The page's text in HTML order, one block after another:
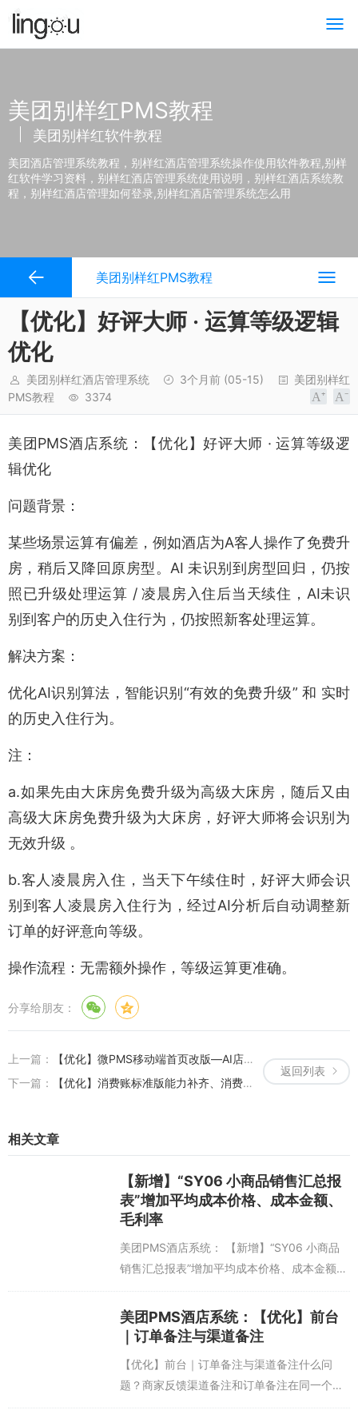
美团别样红PMS教程
美团别样红软件教程
美团酒店管理系统教程，别样红酒店管理系统操作使用软件教程,别样
红软件学习资料，别样红酒店管理系统使用说明，别样红酒店系统教
程，别样红酒店管理如何登录,别样红酒店管理系统怎么用
美团别样红PMS教程
【优化】好评大师 · 运算等级逻辑
优化
美团别样红酒店管理系统 3个月前 (05-15)
美团别样红
PMS教程
3374
美团PMS酒店系统：【优化】好评大师 · 运算等级逻
辑优化
问题背景：
某些场景运算有偏差，例如酒店为A客人操作了免费升
房，稍后又降回原房型。AI 未识别到房型回归，仍按
照已升级处理运算 / 凌晨房入住后当天续住，AI未识
别到客户的历史入住行为，仍按照新客处理运算。
解决方案：
优化AI识别算法，智能识别“有效的免费升级” 和 实时
的历史入住行为。
注：
a.如果先由大床房免费升级为高级大床房，随后又由
高级大床房免费升级为大床房，好评大师将会识别为
无效升级 。
b.客人凌晨房入住，当天下午续住时，好评大师会识
别到客人凌晨房入住行为，经过AI分析后自动调整新
订单的好评意向等级。
操作流程：无需额外操作，等级运算更准确。
分享给朋友：
返回列表
上一篇：
【优化】微PMS移动端首页改版—AI店长快捷入口全新升级
下一篇：
【优化】消费账标准版能力补齐、消费账户设置体验优化、入负账权限拆分、现场授权能力补充
相关文章
【新增】“SY06 小商品销售汇总报
表”增加平均成本价格、成本金额、
毛利率
美团PMS酒店系统： 【新增】“SY06 小商品
销售汇总报表”增加平均成本价格、成本金额、
毛利率问题背景：a.商家使用商品库存模块，
售卖小商品时，想要查询售卖商品的成本，毛
利，在CK03报表...
美团PMS酒店系统：【优化】前台
｜订单备注与渠道备注
【优化】前台｜订单备注与渠道备注什么问
题？商家反馈渠道备注和订单备注在同一个单
元格中显示，这容易导致误删内容。另外，订